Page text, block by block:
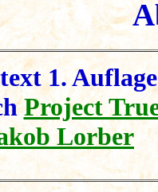
1. Auflage
Project
Lorber